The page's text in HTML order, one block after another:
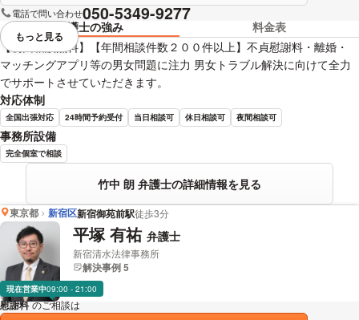
電話で問い合わせ050-5349-9277
弁護士の強み
料金表
【初回相談無料】【年間相談件数２００件以上】不貞慰謝料・離婚・
マッチングアプリ等の男女問題に注力 男女トラブル解決に向けて全力
でサポートさせていただきます。
対応体制
全国出張対応 24時間予約受付 当日相談可 休日相談可 夜間相談可
事務所設備
完全個室で相談
竹中 朗 弁護士の詳細情報を見る
視覚的に省略されている要素を
もっと見る
東京都 新宿区新宿御苑前駅徒歩3分
平塚 有祐 弁護士
新宿清水法律事務所
解決事例 5
現在営業中09:00 - 21:00
慰謝料 のご相談は